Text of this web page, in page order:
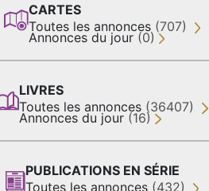
CARTES
Toutes les annonces (707)
Annonces du jour (0)
LIVRES
Toutes les annonces (36407)
Annonces du jour (16)
PUBLICATIONS EN SÉRIE
Toutes les annonces (432)